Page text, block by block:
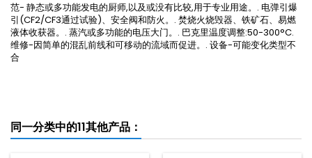
范- 静态或多功能发电的厨师,以及或没有比较,用于专业用途。. 电弹引爆
引(CF2/CF3通过试验)、安全阀和防火。. 焚烧火烧毁器、铁矿石、易燃
液体收获器。. 蒸汽或多功能的电压大门。. 巴克里温度调整:50-300°C.
维修-因简单的混乱前线和可移动的流域而促进。. 设备-可能变化类型不
合
同一分类中的11其他产品：